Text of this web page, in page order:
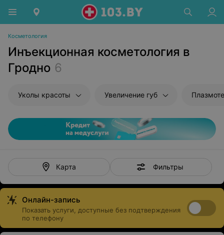
Косметология
Инъекционная косметология в
Гродно 6
Уколы красоты Увеличение губ
Карта Фильтры
Онлайн-запись
Показать услуги, доступные без подтверждения
по телефону